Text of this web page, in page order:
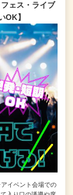
ェス・ライブ
OK】
イベント会場での